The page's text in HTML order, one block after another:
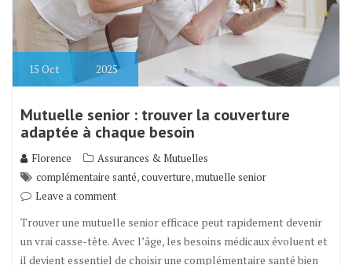
15 Oct 2025
Mutuelle senior : trouver la couverture
adaptée à chaque besoin
Florence
Assurances & Mutuelles
complémentaire santé,couverture,mutuelle senior
Leave a comment
Trouver une mutuelle senior efficace peut rapidement devenir
un vrai casse-tête. Avec l’âge, les besoins médicaux évoluent et
il devient essentiel de choisir une complémentaire santé bien